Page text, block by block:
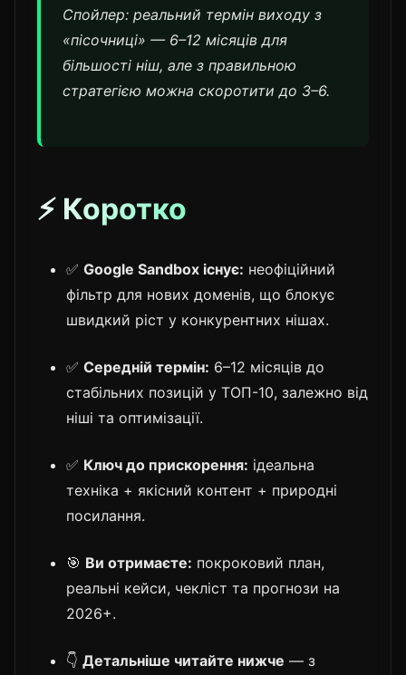
Спойлер: реальний термін виходу з
«пісочниці» — 6–12 місяців для
більшості ніш, але з правильною
стратегією можна скоротити до 3–6.
⚡ Коротко
✅ Google Sandbox існує: неофіційний
фільтр для нових доменів, що блокує
швидкий ріст у конкурентних нішах.
✅ Середній термін: 6–12 місяців до
стабільних позицій у ТОП-10, залежно від
ніші та оптимізації.
✅ Ключ до прискорення: ідеальна
техніка + якісний контент + природні
посилання.
🎯 Ви отримаєте: покроковий план,
реальні кейси, чекліст та прогнози на
2026+.
👇 Детальніше читайте нижче — з